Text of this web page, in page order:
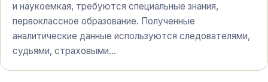
и наукоемкая, требуются специальные знания,
первоклассное образование. Полученные
аналитические данные используются следователями,
судьями, страховыми…